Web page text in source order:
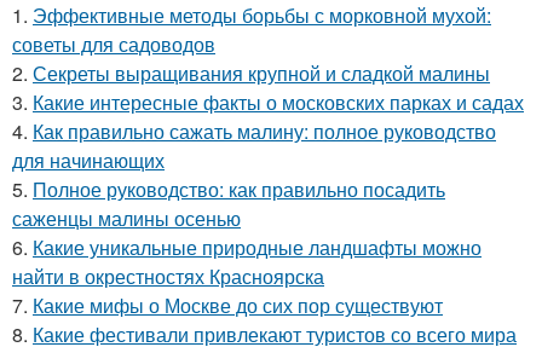
1. Эффективные методы борьбы с морковной мухой:
советы для садоводов
2. Секреты выращивания крупной и сладкой малины
3. Какие интересные факты о московских парках и садах
4. Как правильно сажать малину: полное руководство
для начинающих
5. Полное руководство: как правильно посадить
саженцы малины осенью
6. Какие уникальные природные ландшафты можно
найти в окрестностях Красноярска
7. Какие мифы о Москве до сих пор существуют
8. Какие фестивали привлекают туристов со всего мира